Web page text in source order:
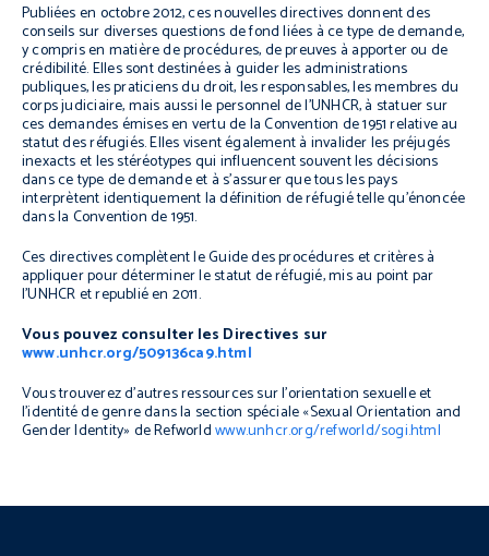
Publiées en octobre 2012, ces nouvelles directives donnent des
conseils sur diverses questions de fond liées à ce type de demande,
y compris en matière de procédures, de preuves à apporter ou de
crédibilité. Elles sont destinées à guider les administrations
publiques, les praticiens du droit, les responsables, les membres du
corps judiciaire, mais aussi le personnel de l’UNHCR, à statuer sur
ces demandes émises en vertu de la Convention de 1951 relative au
statut des réfugiés. Elles visent également à invalider les préjugés
inexacts et les stéréotypes qui influencent souvent les décisions
dans ce type de demande et à s’assurer que tous les pays
interprètent identiquement la définition de réfugié telle qu’énoncée
dans la Convention de 1951.
Ces directives complètent le Guide des procédures et critères à
appliquer pour déterminer le statut de réfugié, mis au point par
l’UNHCR et republié en 2011.
Vous pouvez consulter les Directives sur
www.unhcr.org/509136ca9.html
Vous trouverez d’autres ressources sur l’orientation sexuelle et
l’identité de genre dans la section spéciale «Sexual Orientation and
Gender Identity» de Refworldwww.unhcr.org/refworld/sogi.html